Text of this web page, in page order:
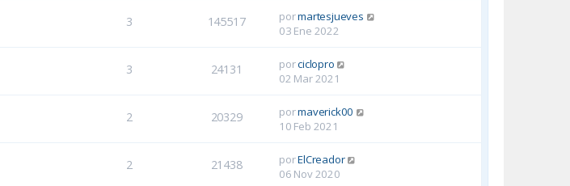
3 145517 pormartesjueves
03 Ene 2022
3 24131 porciclopro
02 Mar 2021
2 20329 pormaverick00
10 Feb 2021
2 21438 porElCreador
06 Nov 2020